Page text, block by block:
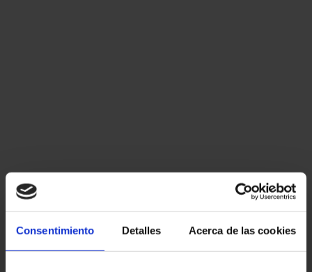
Consentimiento Detalles Acerca de las cookies